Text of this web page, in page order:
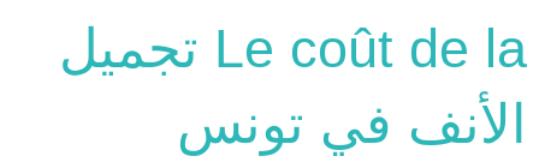
Le coût de la تجميل
الأنف في تونس